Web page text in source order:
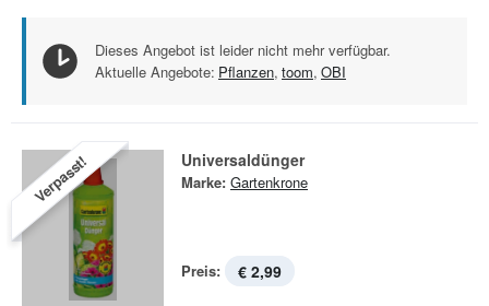
Dieses Angebot ist leider nicht mehr verfügbar.
Aktuelle Angebote: Pflanzen, toom, OBI
Verpasst! Universaldünger
Marke: Gartenkrone
Preis: € 2,99